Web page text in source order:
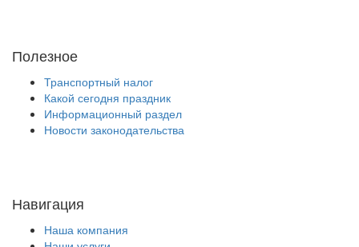
Полезное
Транспортный налог
Какой сегодня праздник
Информационный раздел
Новости законодательства
Навигация
Наша компания